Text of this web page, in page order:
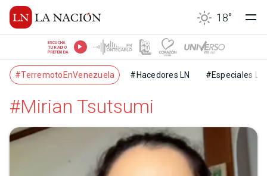
18°
ESCUCHÁ
TU RADIO
PREFERIDA
#TerremotoEnVenezuela #Hacedores LN #Especiales LN
#Mirian Tsutsumi